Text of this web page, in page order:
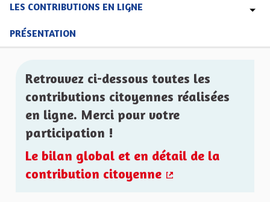
LES CONTRIBUTIONS EN LIGNE
PRÉSENTATION
Retrouvez ci-dessous toutes les
contributions citoyennes réalisées
en ligne. Merci pour votre
participation !
Le bilan global et en détail de la
contribution citoyenne